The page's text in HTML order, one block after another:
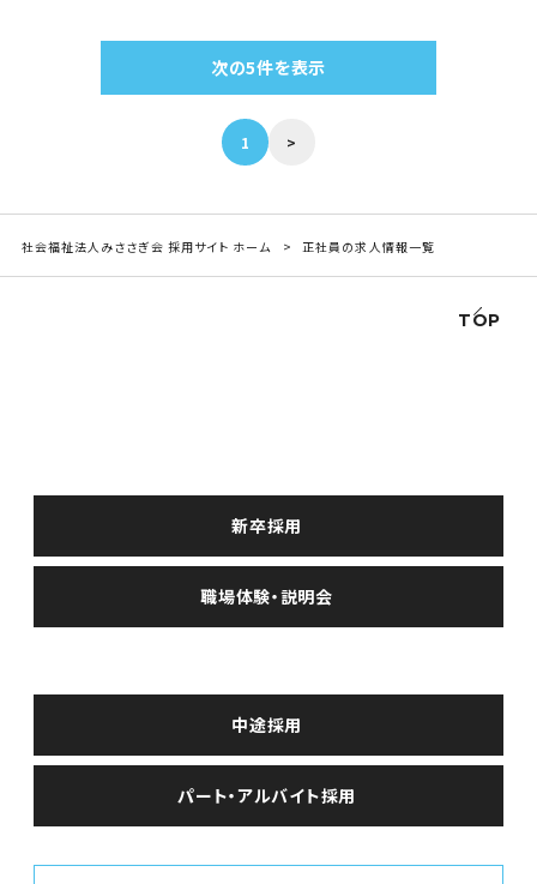
次の5件を表示
1 >
社会福祉法人みささぎ会 採用サイト ホーム 正社員の求人情報一覧
新卒採用
職場体験・説明会
中途採用
パート・アルバイト採用
TOP